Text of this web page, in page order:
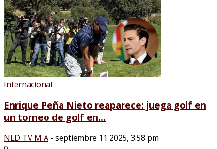
Internacional
Enrique Peña Nieto reaparece: juega golf en
un torneo de golf en...
NLD TV M A - septiembre 11 2025, 3:58 pm